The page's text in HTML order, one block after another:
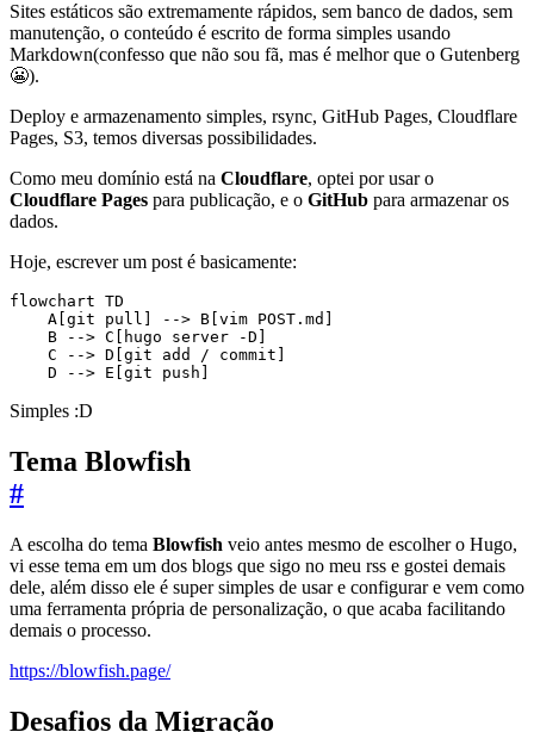
Sites estáticos são extremamente rápidos, sem banco de dados, sem
manutenção, o conteúdo é escrito de forma simples usando
Markdown(confesso que não sou fã, mas é melhor que o Gutenberg
😬).
Deploy e armazenamento simples, rsync, GitHub Pages, Cloudflare
Pages, S3, temos diversas possibilidades.
Como meu domínio está na Cloudflare, optei por usar o
Cloudflare Pages para publicação, e o GitHub para armazenar os
dados.
Hoje, escrever um post é basicamente:
flowchart TD
    A[git pull] --> B[vim POST.md]
    B --> C[hugo server -D]
    C --> D[git add / commit]
Simples :D
Tema Blowfish
#
A escolha do tema Blowfish veio antes mesmo de escolher o Hugo,
vi esse tema em um dos blogs que sigo no meu rss e gostei demais
dele, além disso ele é super simples de usar e configurar e vem como
uma ferramenta própria de personalização, o que acaba facilitando
demais o processo.
https://blowfish.page/
Desafios da Migração